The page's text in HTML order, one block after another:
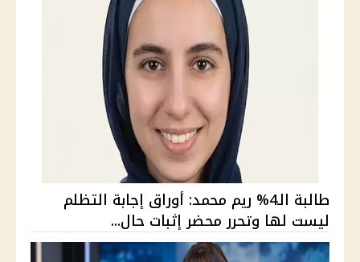
طالبة الـ4% ريم محمد: أوراق إجابة التظلم
ليست لها وتحرر محضر إثبات حال...